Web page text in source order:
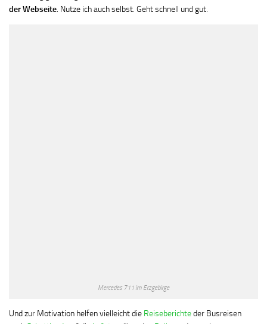
der Webseite. Nutze ich auch selbst. Geht schnell und gut.
Mercedes 711 im Erzgebirge
Und zur Motivation helfen vielleicht die Reiseberichteder Busreisen